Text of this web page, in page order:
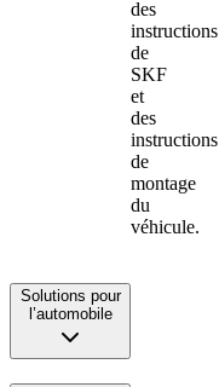
des
instructions
de
SKF
et
des
instructions
de
montage
du
véhicule.
Solutions pour
l’automobile